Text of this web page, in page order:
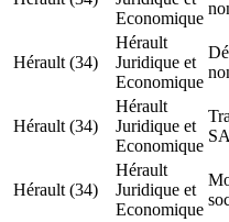
Economique
Hérault (34)
Hérault
Juridique et
Economique
Hérault (34)
Hérault
Juridique et
Economique
Hérault (34)
Hérault
Juridique et
Economique